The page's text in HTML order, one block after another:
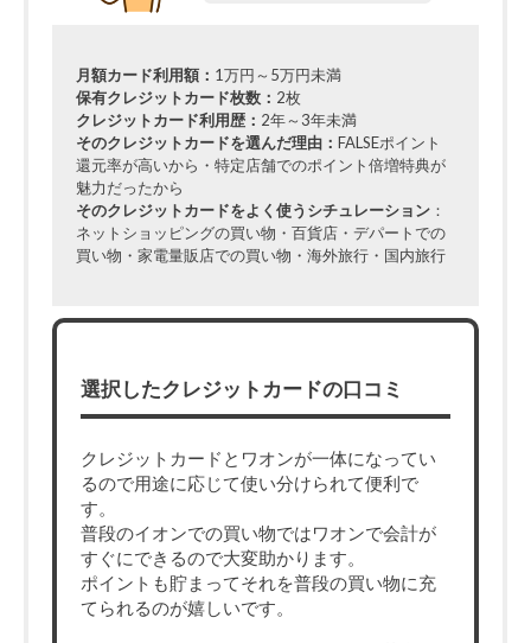
月額カード利用額： 1万円～5万円未満
保有クレジットカード枚数： 2枚
クレジットカード利用歴： 2年～3年未満
そのクレジットカードを選んだ理由：FALSEポイント
還元率が高いから・特定店舗でのポイント倍増特典が
魅力だったから
そのクレジットカードをよく使うシチュレーション ：
ネットショッピングの買い物・百貨店・デパートでの
買い物・家電量販店での買い物・海外旅行・国内旅行
選択したクレジットカードの口コミ
クレジットカードとワオンが一体になってい
るので用途に応じて使い分けられて便利で
す。
普段のイオンでの買い物ではワオンで会計が
すぐにできるので大変助かります。
ポイントも貯まってそれを普段の買い物に充
てられるのが嬉しいです。